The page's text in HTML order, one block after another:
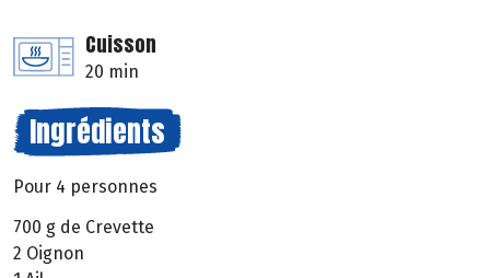
Cuisson
20 min
Ingrédients
Pour 4 personnes
700 g de Crevette
2 Oignon